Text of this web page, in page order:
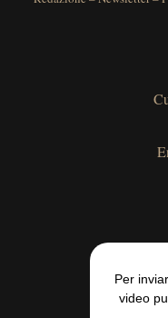
Per
video